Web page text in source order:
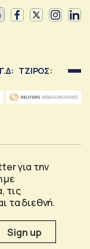
Γ.Δ: ΤΖΙΡΟΣ:
για την
με
τις
τα διεθνή.